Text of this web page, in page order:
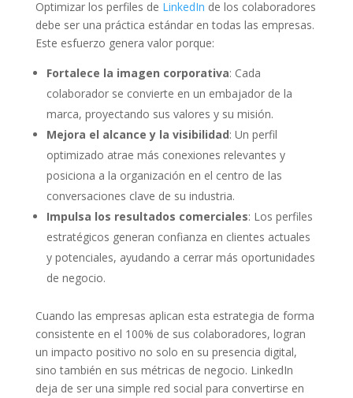
Optimizar los perfiles de LinkedIn de los colaboradores
debe ser una práctica estándar en todas las empresas.
Este esfuerzo genera valor porque:
Fortalece la imagen corporativa: Cada
colaborador se convierte en un embajador de la
marca, proyectando sus valores y su misión.
Mejora el alcance y la visibilidad: Un perfil
optimizado atrae más conexiones relevantes y
posiciona a la organización en el centro de las
conversaciones clave de su industria.
Impulsa los resultados comerciales: Los perfiles
estratégicos generan confianza en clientes actuales
y potenciales, ayudando a cerrar más oportunidades
de negocio.
Cuando las empresas aplican esta estrategia de forma
consistente en el 100% de sus colaboradores, logran
un impacto positivo no solo en su presencia digital,
sino también en sus métricas de negocio. LinkedIn
deja de ser una simple red social para convertirse en